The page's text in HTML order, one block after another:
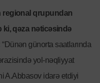
regional qrupundan
qəza nəticəsində
“Dünən günorta saatlarında
yol-nəqliyyat
A.Abbasov idarə etdiyi